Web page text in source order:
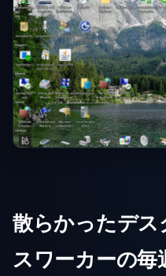
散らかったデス
スワーカーの毎